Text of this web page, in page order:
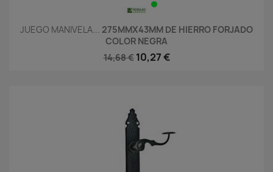
JUEGO MANIVELA... 275MMX43MM DE HIERRO FORJADO
COLOR NEGRA
14,68 € 10,27 €